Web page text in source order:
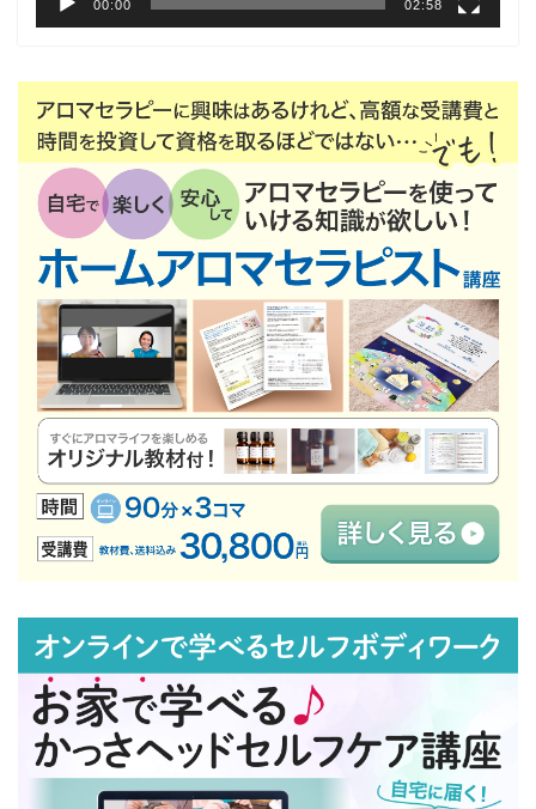
00:00 02:58